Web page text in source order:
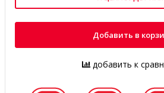
Добавить в
добавить к